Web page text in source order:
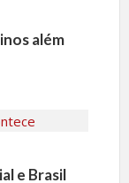
além
e Brasil